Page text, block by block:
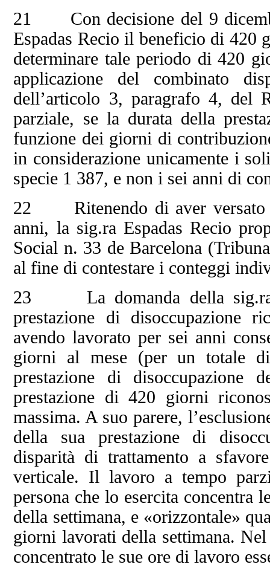
21 Con decisione del 9
Espadas Recio il beneficio di 420
determinare tale periodo di 420
applicazione del combinato
dell’articolo 3, paragrafo 4, del
parziale, se la durata della
funzione dei giorni di
in considerazione unicamente i
specie 1 387, e non i sei anni di
22 Ritenendo di aver versato i
anni, la sig.ra Espadas Recio
Social n. 33 de Barcelona
al fine di contestare i conteggi
23 La domanda della sig.ra
prestazione di disoccupazione
avendo lavorato per sei anni
giorni al mese (per un totale
prestazione di
prestazione di 420 giorni
massima. A suo parere,
della sua prestazione di
disparità di trattamento a
verticale. Il lavoro a tempo
persona che lo esercita
della settimana, e «orizzontale»
giorni lavorati della settimana.
concentrato le sue ore di lavoro